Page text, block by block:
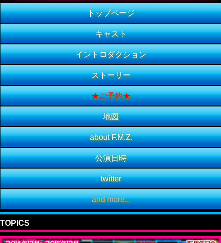
トップページ
キャスト
イントロダクション
ストーリー
★ご予約★
地図
about F.M.Z.
公演日時
twitter
and more...
TOPICS